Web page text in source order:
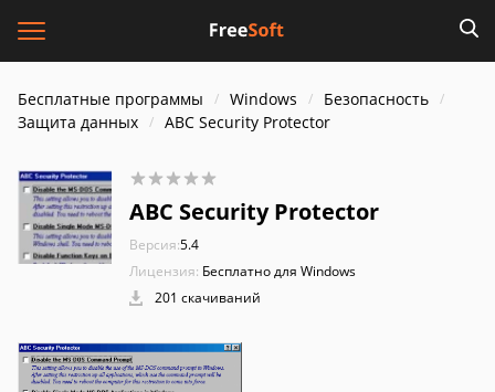
Бесплатные программы Windows
Безопасность
Защита данных
ABC Security Protector
ABC Security Protector
Версия:5.4
Лицензия: Бесплатно для Windows
201 скачиваний